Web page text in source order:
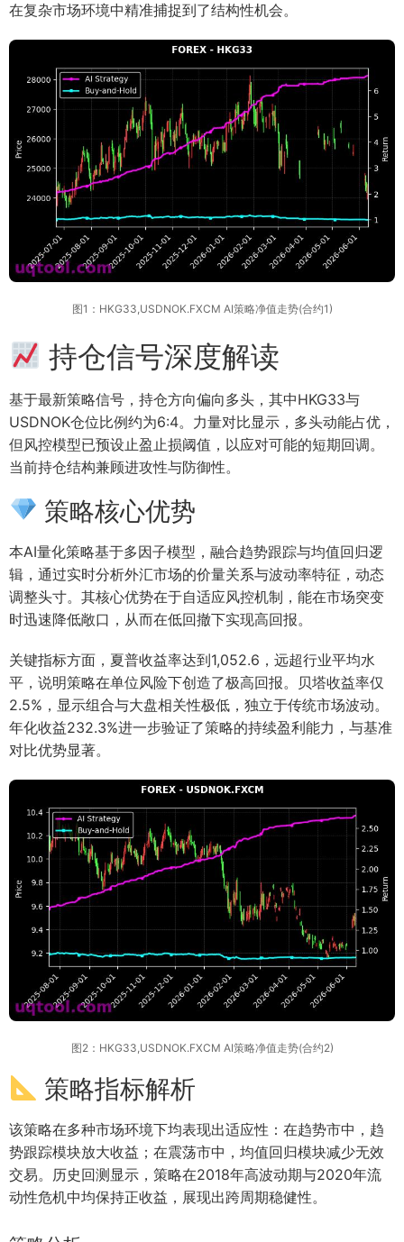
在复杂市场环境中精准捕捉到了结构性机会。
图1：HKG33,USDNOK.FXCM AI策略净值走势(合约1)
持仓信号深度解读
基于最新策略信号，持仓方向偏向多头，其中HKG33与
USDNOK仓位比例约为6:4。力量对比显示，多头动能占优，
但风控模型已预设止盈止损阈值，以应对可能的短期回调。
当前持仓结构兼顾进攻性与防御性。
策略核心优势
本AI量化策略基于多因子模型，融合趋势跟踪与均值回归逻
辑，通过实时分析外汇市场的价量关系与波动率特征，动态
调整头寸。其核心优势在于自适应风控机制，能在市场突变
时迅速降低敞口，从而在低回撤下实现高回报。
关键指标方面，夏普收益率达到1,052.6，远超行业平均水
平，说明策略在单位风险下创造了极高回报。贝塔收益率仅
2.5%，显示组合与大盘相关性极低，独立于传统市场波动。
年化收益232.3%进一步验证了策略的持续盈利能力，与基准
对比优势显著。
图2：HKG33,USDNOK.FXCM AI策略净值走势(合约2)
策略指标解析
该策略在多种市场环境下均表现出适应性：在趋势市中，趋
势跟踪模块放大收益；在震荡市中，均值回归模块减少无效
交易。历史回测显示，策略在2018年高波动期与2020年流
动性危机中均保持正收益，展现出跨周期稳健性。